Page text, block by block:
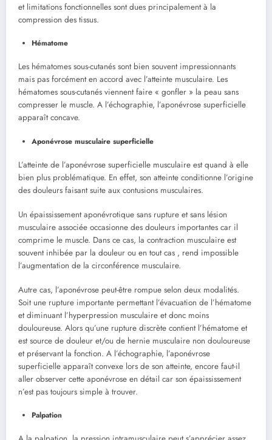
et limitations fonctionnelles sont dues principalement à la
compression des tissus.
Hématome
Les hématomes sous-cutanés sont bien souvent impressionnants
mais pas forcément en accord avec l’atteinte musculaire. Les
hématomes sous-cutanés viennent faire « gonfler » la peau sans
compresser le muscle. A l’échographie, l’aponévrose superficielle
apparaît concave.
Aponévrose musculaire superficielle
L’atteinte de l’aponévrose superficielle musculaire est quand à elle
bien plus problématique. En effet, son atteinte conditionne l’origine
des douleurs faisant suite aux contusions musculaires.
Un épaississement aponévrotique sans rupture et sans lésion
musculaire associée occasionne des douleurs importantes car il
comprime le muscle. Dans ce cas, la contraction musculaire est
souvent inhibée par la douleur ou en tout cas , rend impossible
l’augmentation de la circonférence musculaire.
Autre cas, l’aponévrose peut-être rompue selon deux modalités.
Soit une rupture importante permettant l’évacuation de l’hématome
et diminuant l’hyperpression musculaire et donc moins
douloureuse. Alors qu’une rupture discrète contient l’hématome et
est source de douleur et/ou de hernie musculaire non douloureuse
et préservant la fonction. A l’échographie, l’aponévrose
superficielle apparaît convexe lors de son atteinte, encore faut-il
aller observer cette aponévrose en détail car son épaississement
n’est pas toujours simple à trouver.
Palpation